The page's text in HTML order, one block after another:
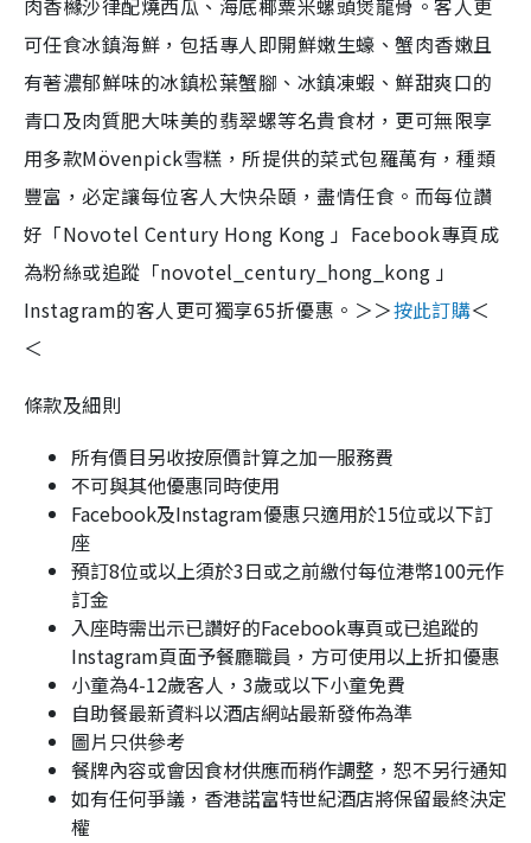
肉香櫞沙律配燒西瓜、海底椰粟米螺頭煲龍骨。客人更
可任食冰鎮海鮮，包括專人即開鮮嫩生蠔、蟹肉香嫩且
有著濃郁鮮味的冰鎮松葉蟹腳、冰鎮凍蝦、鮮甜爽口的
青口及肉質肥大味美的翡翠螺等名貴食材，更可無限享
用多款Mövenpick雪糕，所提供的菜式包羅萬有，種類
豐富，必定讓每位客人大快朵頤，盡情任食。而每位讚
好「Novotel Century Hong Kong 」Facebook專頁成
為粉絲或追蹤「novotel_century_hong_kong 」
Instagram的客人更可獨享65折優惠。＞＞按此訂購＜
＜
條款及細則
所有價目另收按原價計算之加一服務費
不可與其他優惠同時使用
Facebook及Instagram優惠只適用於15位或以下訂
座
預訂8位或以上須於3日或之前繳付每位港幣100元作
訂金
入座時需出示已讚好的Facebook專頁或已追蹤的
Instagram頁面予餐廳職員，方可使用以上折扣優惠
小童為4-12歲客人，3歲或以下小童免費
自助餐最新資料以酒店網站最新發佈為準
圖片只供參考
餐牌內容或會因食材供應而稍作調整，恕不另行通知
如有任何爭議，香港諾富特世紀酒店將保留最終決定
權